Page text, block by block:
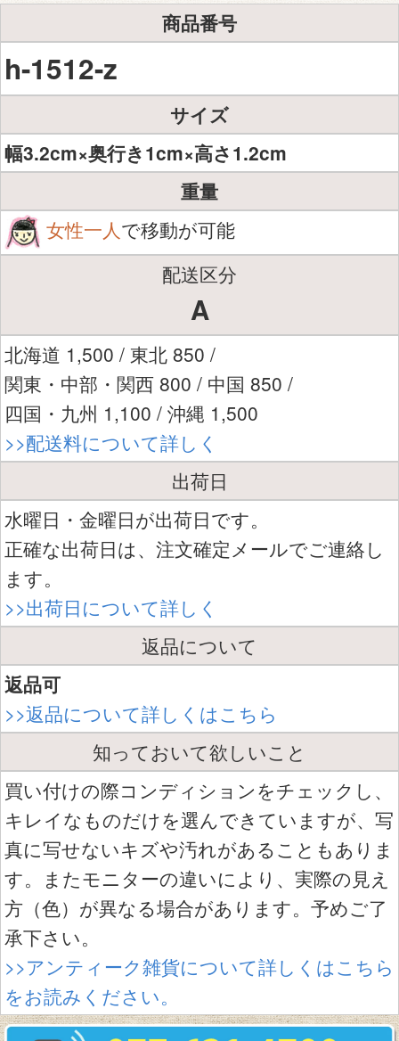
商品番号
h-1512-z
サイズ
幅3.2cm×奥行き1cm×高さ1.2cm
重量
女性一人で移動が可能
配送区分
A
北海道 1,500 / 東北 850 /
関東・中部・関西 800 / 中国 850 /
四国・九州 1,100 / 沖縄 1,500
>>配送料について詳しく
出荷日
水曜日・金曜日が出荷日です。
正確な出荷日は、注文確定メールでご連絡し
ます。
>>出荷日について詳しく
返品について
返品可
>>返品について詳しくはこちら
知っておいて欲しいこと
買い付けの際コンディションをチェックし、
キレイなものだけを選んできていますが、写
真に写せないキズや汚れがあることもありま
す。またモニターの違いにより、実際の見え
方（色）が異なる場合があります。予めご了
承下さい。
>>アンティーク雑貨について詳しくはこちら
をお読みください。